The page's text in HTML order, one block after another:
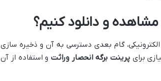
مشاهده و دانلود کنیم؟
گام بعدی دسترسی به آن و ذخیره سازی
برایپرینت برگه انحصار وراثت و استفاده از آن